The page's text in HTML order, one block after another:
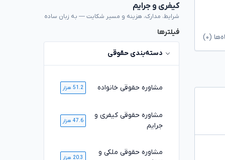
(۰)
کیفری و جرایم
شرایط، مدارک، هزینه و مسیر شکایت — به زبان ساده
فیلترها
دسته‌بندی حقوقی
مشاوره حقوقی خانواده 51.2 هزار
مشاوره حقوقی کیفری و
جرایم
47.6 هزار
مشاوره حقوقی ملکی و
20.3 هزار